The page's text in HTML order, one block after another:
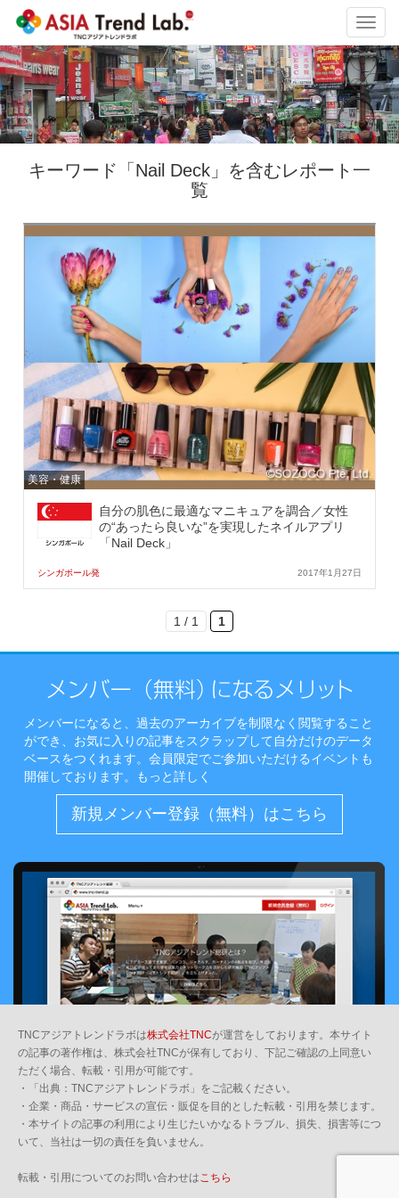
キーワード「Nail Deck」を含むレポート一
覧
美容・健康
自分の肌色に最適なマニキュアを調合／女性
の“あったら良いな”を実現したネイルアプリ
「Nail Deck」
シンガポール発 2017年1月27日
1 / 1 1
メンバーになると、過去のアーカイブを制限なく閲覧すること
ができ、お気に入りの記事をスクラップして自分だけのデータ
ベースをつくれます。会員限定でご参加いただけるイベントも
開催しております。
もっと詳しく
新規メンバー登録（無料）はこちら
TNCアジアトレンドラボは株式会社TNCが運営をしております。本サイト
の記事の著作権は、株式会社TNCが保有しており、下記ご確認の上同意い
ただく場合、転載・引用が可能です。
・「出典：TNCアジアトレンドラボ」をご記載ください。
・企業・商品・サービスの宣伝・販促を目的とした転載・引用を禁じます。
・本サイトの記事の利用により生じたいかなるトラブル、損失、損害等につ
いて、当社は一切の責任を負いません。
転載・引用についてのお問い合わせはこちら